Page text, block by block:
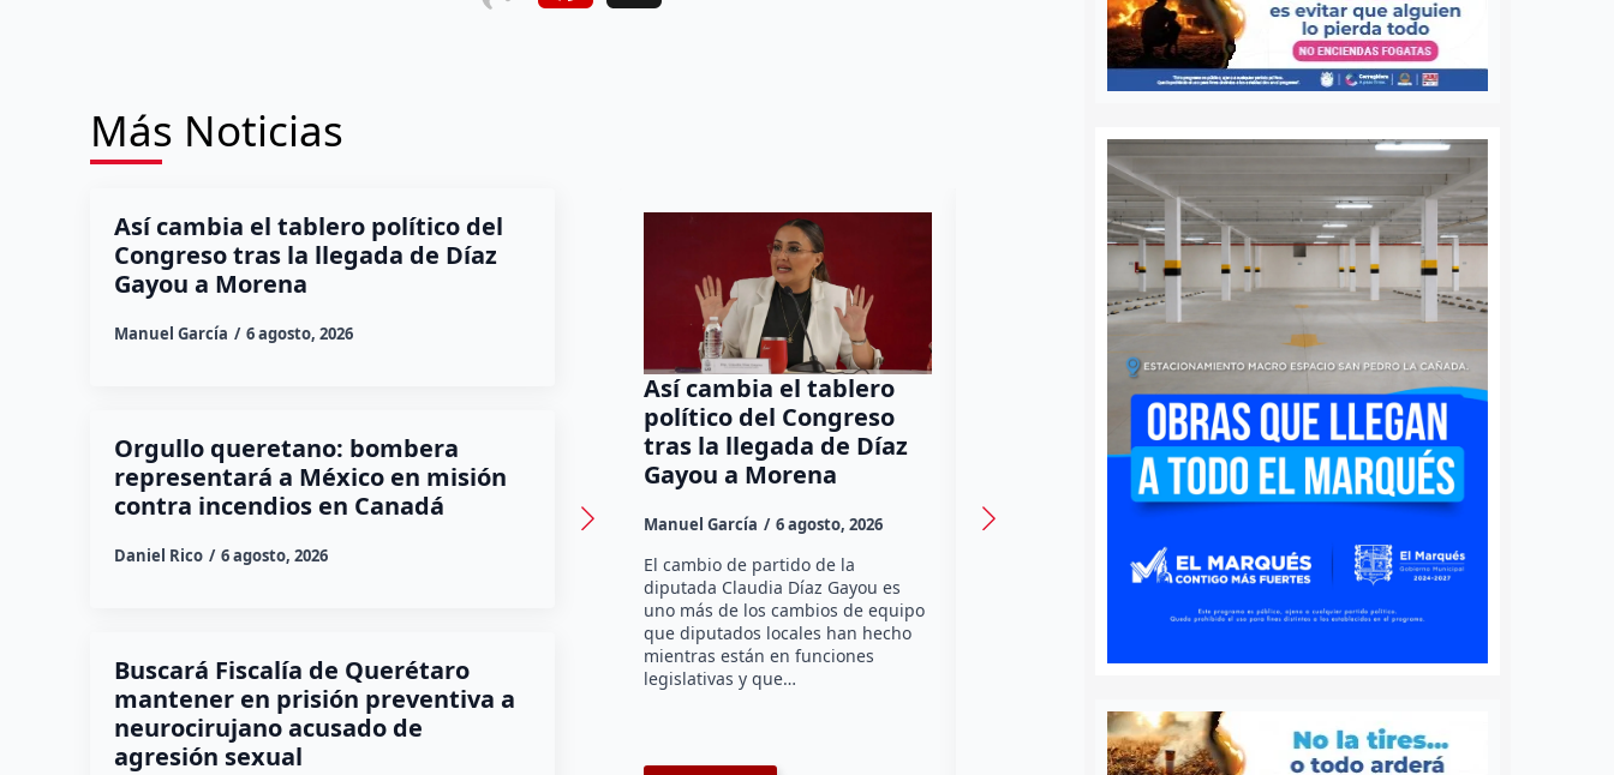
Más Noticias
Así cambia el tablero político del
Congreso tras la llegada de Díaz
Gayou a Morena
Manuel García 6 agosto, 2026
Orgullo queretano: bombera
representará a México en misión
contra incendios en Canadá
Daniel Rico 6 agosto, 2026
Buscará Fiscalía de Querétaro
mantener en prisión preventiva a
neurocirujano acusado de
agresión sexual
Así cambia el tablero
político del Congreso
tras la llegada de Díaz
Gayou a Morena
Manuel García 6 agosto, 2026
El cambio de partido de la
diputada Claudia Díaz Gayou es
uno más de los cambios de equipo
que diputados locales han hecho
mientras están en funciones
legislativas y que…
Orgullo queretano:
bombera representará
a México en misión
contra incendios en
Canadá
6 agosto, 2026
integrante de los cuerpos de
Montes y Cadereyta de Montes,
misión internacional que México
enviará para apoyar…
Buscará Fiscalía de
Querétaro mantener en
prisión preventiva a
neurocirujano acusado
de agresión sexual
Daniel Rico 6 agosto, 2026
La Fiscalía General del Estado de
Querétaro afirmó que agotará
mantener la medida cautelar de
acusado de…